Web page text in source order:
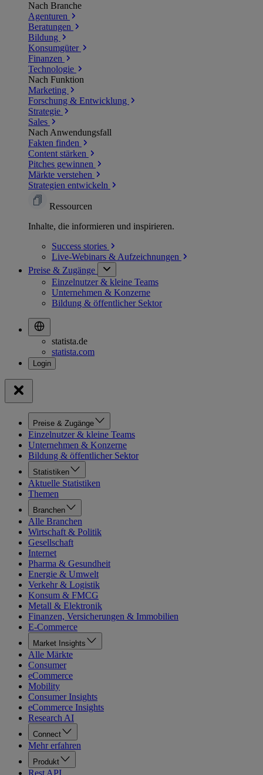
Nach Branche
Agenturen
Beratungen
Bildung
Konsumgüter
Finanzen
Technologie
Nach Funktion
Marketing
Forschung & Entwicklung
Strategie
Sales
Nach Anwendungsfall
Fakten finden
Content stärken
Pitches gewinnen
Märkte verstehen
Strategien entwickeln
Ressourcen
Inhalte, die informieren und inspirieren.
Success stories
Live-Webinars & Aufzeichnungen
Preise & Zugänge
Einzelnutzer & kleine Teams
Unternehmen & Konzerne
Bildung & öffentlicher Sektor
statista.de
statista.com
Preise & Zugänge
Einzelnutzer & kleine Teams
Unternehmen & Konzerne
Bildung & öffentlicher Sektor
Statistiken
Aktuelle Statistiken
Themen
Branchen
Alle Branchen
Wirtschaft & Politik
Gesellschaft
Internet
Pharma & Gesundheit
Energie & Umwelt
Verkehr & Logistik
Konsum & FMCG
Metall & Elektronik
Finanzen, Versicherungen & Immobilien
E-Commerce
Market Insights
Alle Märkte
Consumer
eCommerce
Mobility
Consumer Insights
eCommerce Insights
Research AI
Connect
Mehr erfahren
Produkt
Rest API